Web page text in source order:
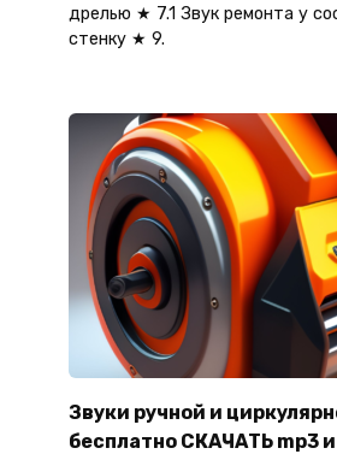
дрелью ★ 7.1 Звук ремонта у
стенку ★ 9.
Звуки ручной и
бесплатно СКАЧАТЬ mp3